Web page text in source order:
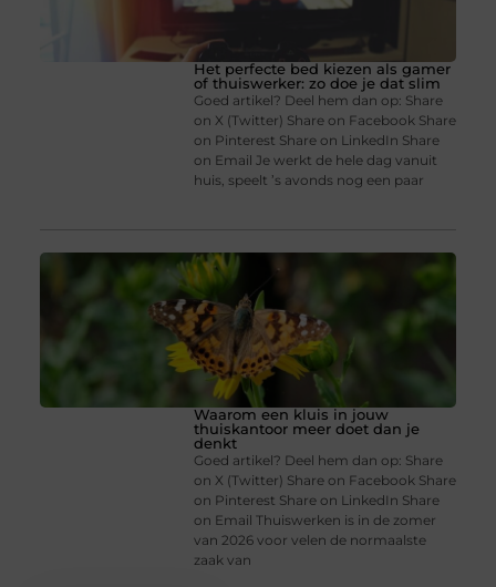
Het perfecte bed kiezen als gamer
of thuiswerker: zo doe je dat slim
Goed artikel? Deel hem dan op: Share
on X (Twitter) Share on Facebook Share
on Pinterest Share on LinkedIn Share
on Email Je werkt de hele dag vanuit
huis, speelt ’s avonds nog een paar
Waarom een kluis in jouw
thuiskantoor meer doet dan je
denkt
Goed artikel? Deel hem dan op: Share
on X (Twitter) Share on Facebook Share
on Pinterest Share on LinkedIn Share
on Email Thuiswerken is in de zomer
van 2026 voor velen de normaalste
zaak van